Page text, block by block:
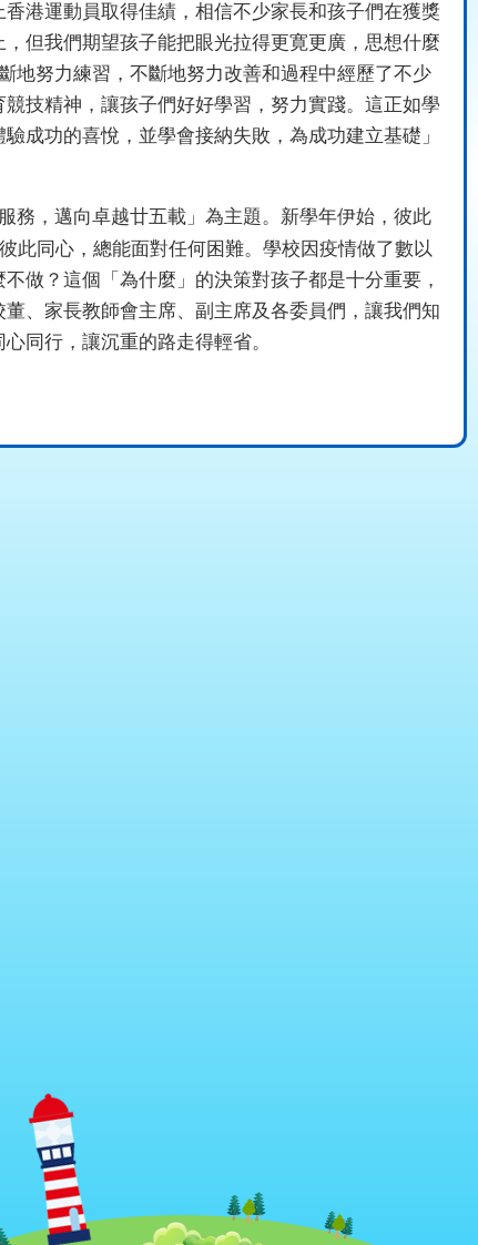
港運動員取得佳績，相信不少家長和孩子們在獲獎
但我們期望孩子能把眼光拉得更寛更廣，思想什麼
地努力練習，不斷地努力改善和過程中經歷了不少
技精神，讓孩子們好好學習，努力實踐。這正如學
成功的喜悅，並學會接納失敗，為成功建立基礎」
務，邁向卓越廿五載」為主題。新學年伊始，彼此
此同心，總能面對任何困難。學校因疫情做了數以
做？這個「為什麼」的決策對孩子都是十分重要，
、家長教師會主席、副主席及各委員們，讓我們知
同行，讓沉重的路走得輕省。